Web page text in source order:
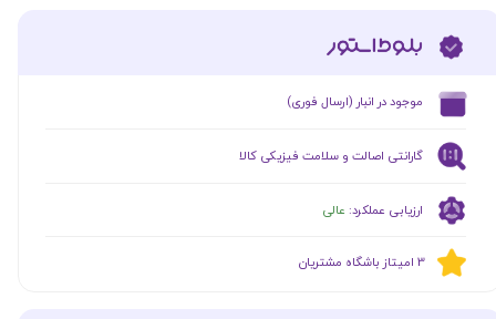
گارانتی اصالت و سلامت فیزیکی کالا
ارزیابی عملکرد: عالی
​موجود در انبار (ارسال فوری)
​​3 امیتاز باشگاه مشتریان